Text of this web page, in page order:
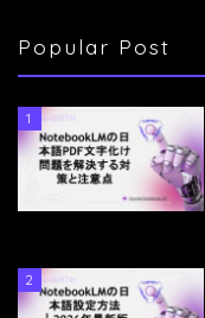
Popular Post
1
2